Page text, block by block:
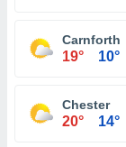
Carnforth
19° 10°
Chester
20° 14°